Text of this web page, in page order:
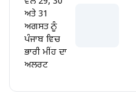
ਅਤੇ 31
ਅਗਸਤ ਨੂੰ
ਪੰਜਾਬ ਵਿਚ
ਭਾਰੀ ਮੀਂਹ ਦਾ
ਅਲਰਟ